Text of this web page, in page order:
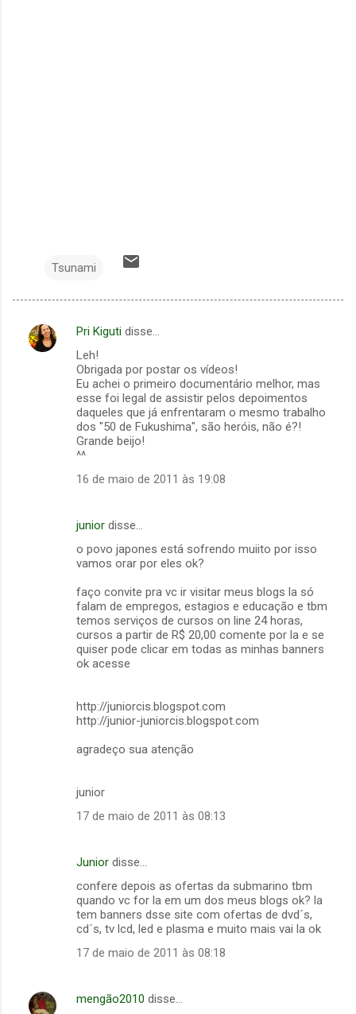
Tsunami
C
Pri Kiguti disse…
Leh!
Obrigada por postar os vídeos!
Eu achei o primeiro documentário melhor, mas
esse foi legal de assistir pelos depoimentos
daqueles que já enfrentaram o mesmo trabalho
dos "50 de Fukushima", são heróis, não é?!
Grande beijo!
^^
16 de maio de 2011 às 19:08
junior disse…
o povo japones está sofrendo muiito por isso
vamos orar por eles ok?
faço convite pra vc ir visitar meus blogs la só
falam de empregos, estagios e educação e tbm
temos serviços de cursos on line 24 horas,
cursos a partir de R$ 20,00 comente por la e se
quiser pode clicar em todas as minhas banners
ok acesse
http://juniorcis.blogspot.com
http://junior-juniorcis.blogspot.com
agradeço sua atenção
junior
17 de maio de 2011 às 08:13
Junior disse…
confere depois as ofertas da submarino tbm
quando vc for la em um dos meus blogs ok? la
tem banners dsse site com ofertas de dvd´s,
cd´s, tv lcd, led e plasma e muito mais vai la ok
17 de maio de 2011 às 08:18
mengão2010 disse…